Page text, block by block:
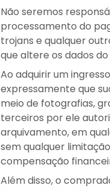
Não seremos
processamento do
trojans e qualquer
que altere os dados
Ao adquirir um
expressamente que
meio de fotografias,
terceiros por ele
arquivamento, em
sem qualquer
compensação
Além disso, o